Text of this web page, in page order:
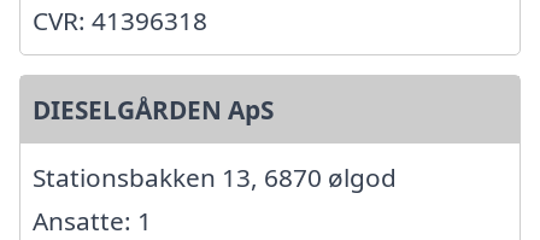
CVR: 41396318
DIESELGÅRDEN ApS
Stationsbakken 13, 6870 ølgod
Ansatte: 1